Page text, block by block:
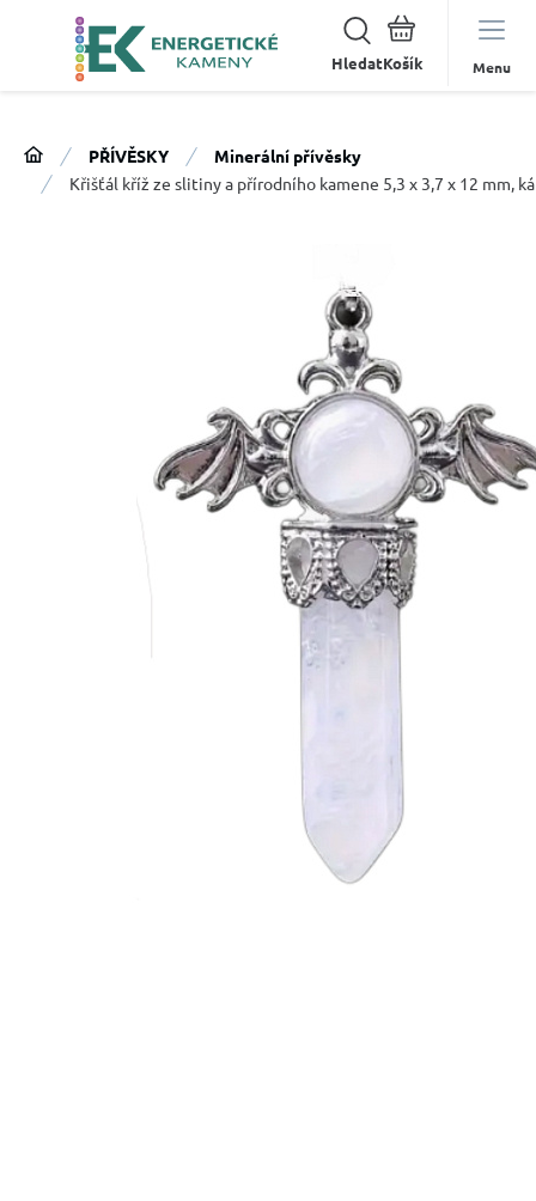
Hledat Menu
PŘÍVĚSKY
Minerální přívěsky
Křišťál kříž ze slitiny a přírodního kamene 5,3 x 3,7 x 12 mm,